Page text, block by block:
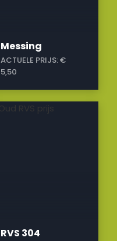
Messing
ACTUELE PRIJS:€
5,50
RVS 304